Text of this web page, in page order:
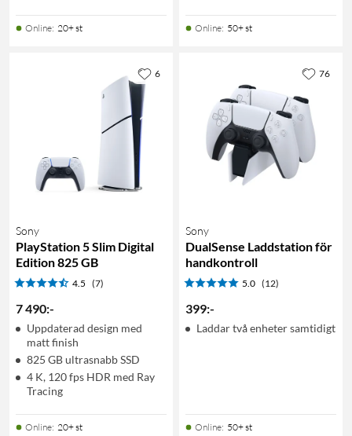
Online: 20+ st Online: 50+ st
Sony
PlayStation 5 Slim Digital
Edition 825 GB
4.5 (7)
7 490:-
Uppdaterad design med
matt finish
825 GB ultrasnabb SSD
4 K, 120 fps HDR med Ray
Tracing
Online: 20+ st
6
Sony
DualSense Laddstation för
handkontroll
5.0 (12)
399:-
Laddar två enheter samtidigt
Online: 50+ st
76